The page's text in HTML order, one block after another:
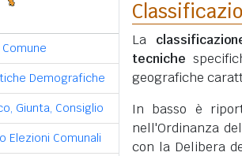
Demografiche
Giunta, Consiglio
Elezioni Comunali
La
tecniche
geografiche
In basso è
nell'Ordinanza
con la Delibera